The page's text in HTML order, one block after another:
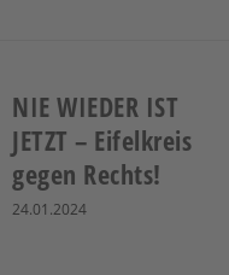
NIE WIEDER IST
JETZT – Eifelkreis
gegen Rechts!
24.01.2024